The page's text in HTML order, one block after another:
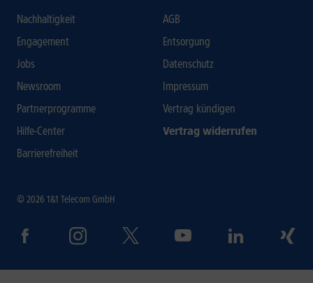
Nachhaltigkeit
Engagement
Jobs
Newsroom
Partnerprogramme
Hilfe-Center
Barrierefreiheit
AGB
Entsorgung
Datenschutz
Impressum
Vertrag kündigen
Vertrag widerrufen
© 2026 1&1 Telecom GmbH